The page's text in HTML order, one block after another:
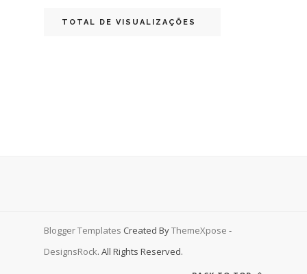
TOTAL DE VISUALIZAÇÕES
Blogger Templates Created ByThemeXpose -
DesignsRock. All Rights Reserved.